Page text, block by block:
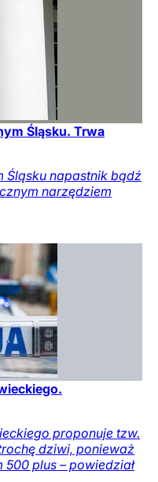
Śląsku. Trwa
Śląsku napastnik bądź
narzędziem
proponuje tzw.
dziwi, ponieważ
plus – powiedział